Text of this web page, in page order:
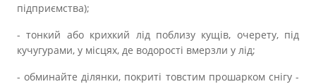
Документи
підприємства);
- тонкий або крихкий лід поблизу кущів, очерету, під
кучугурами, у місцях, де водорості вмерзли у лід;
- обминайте ділянки, покриті товстим прошарком снігу -